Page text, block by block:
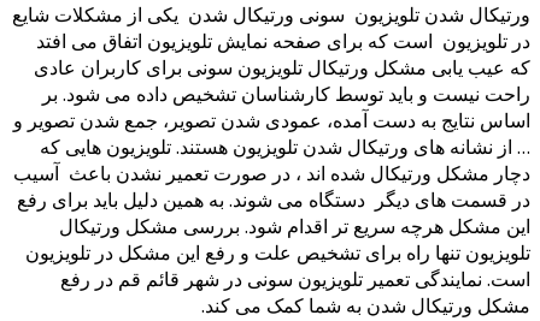
شدن تلویزیون سونی ورتیکال شدن یکی از مشکلات شایع
تلویزیون است که برای صفحه نمایش تلویزیون اتفاق می افتد
عیب یابی مشکل ورتیکال تلویزیون سونی برای کاربران عادی
نیست و باید توسط کارشناسان تشخیص داده می شود. بر
نتایج به دست آمده، عمودی شدن تصویر، جمع شدن تصویر و
نشانه های ورتیکال شدن تلویزیون هستند. تلویزیون هایی که
مشکل ورتیکال شده اند ، در صورت تعمیر نشدن باعث آسیب
قسمت های دیگر دستگاه می شوند. به همین دلیل باید برای رفع
مشکل هرچه سریع تر اقدام شود. بررسی مشکل ورتیکال
تنها راه برای تشخیص علت و رفع این مشکل در تلویزیون
نمایندگی تعمیر تلویزیون سونی در شهر قائم قم در رفع
ورتیکال شدن به شما کمک می کند.